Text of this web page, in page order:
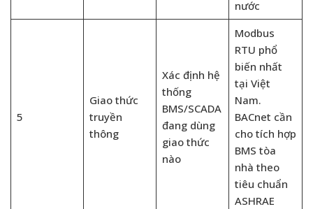
nước
5
Giao thức
truyền
thông
Xác định hệ
thống
BMS/SCADA
đang dùng
giao thức
nào
Modbus
RTU phổ
biến nhất
tại Việt
Nam.
BACnet cần
cho tích hợp
BMS tòa
nhà theo
tiêu chuẩn
ASHRAE